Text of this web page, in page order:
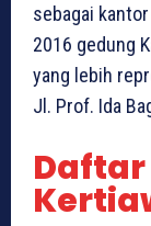
sebagai
2016 gedung
yang lebih
Jl. Prof. Ida
Daftar